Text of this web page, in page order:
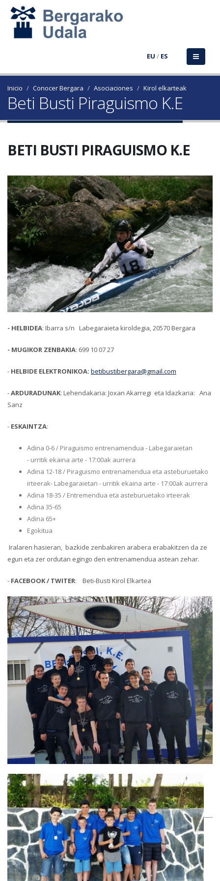
EU / ES
Inicio Conocer Bergara Asociaciones Kirol elkarteak
Beti Busti Piraguismo K.E
BETI BUSTI PIRAGUISMO K.E
- HELBIDEA: Ibarra s/n Labegaraieta kiroldegia, 20570 Bergara
- MUGIKOR ZENBAKIA: 699 10 07 27
- HELBIDE ELEKTRONIKOA: betibustibergara@gmail.com
-ARDURADUNAK: Lehendakaria: Joxan Akarregi eta Idazkaria: Ana
Sanz
- ESKAINTZA:
Adina 0-6 / Piraguismo entrenamendua - Labegaraietan
- urritik ekaina arte - 17:00ak aurrera
Adina 12-18 / Piraguismo entrenamendua eta asteburuetako
irteerak- Labegaraietan - urritik ekaina arte - 17:00ak aurrera
Adina 18-35 / Entremendua eta asteburuetako irteerak
Adina 35-65
Adina 65+
Egokitua
Iralaren hasieran, bazkide zenbakiren arabera erabakitzen da ze
egun eta zer ordutan egingo den entrenamendua astean zehar.
- FACEBOOK / TWITER: Beti-Busti Kirol Elkartea